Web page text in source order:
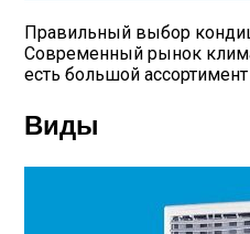
Правильный выбор
Современный рынок
есть большой
Виды